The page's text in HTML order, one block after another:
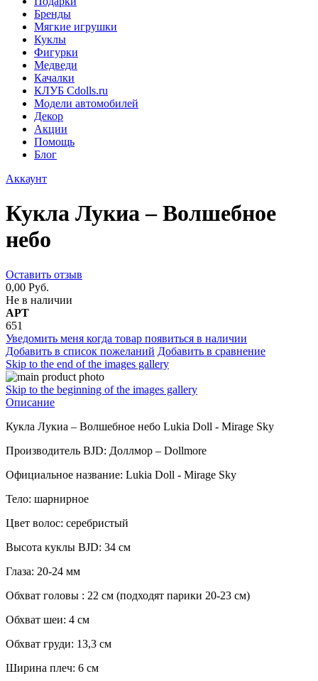
Бренды
Мягкие игрушки
Куклы
Фигурки
Медведи
Качалки
КЛУБ Cdolls.ru
Модели автомобилей
Декор
Акции
Помощь
Блог
Аккаунт
Кукла Лукиа – Волшебное
небо
Оставить отзыв
0,00 Руб.
Не в наличии
АРТ
651
Уведомить меня когда товар появиться в наличии
Добавить в список пожеланий Добавить в сравнение
Skip to the end of the images gallery
Skip to the beginning of the images gallery
Описание
Кукла Лукиа – Волшебное небо Lukia Doll - Mirage Sky
Производитель BJD: Доллмор – Dollmore
Официальное название: Lukia Doll - Mirage Sky
Тело: шарнирное
Цвет волос: серебристый
Высота куклы BJD: 34 см
Глаза: 20-24 мм
Обхват головы : 22 см (подходят парики 20-23 см)
Обхват шеи: 4 см
Обхват груди: 13,3 см
Ширина плеч: 6 см